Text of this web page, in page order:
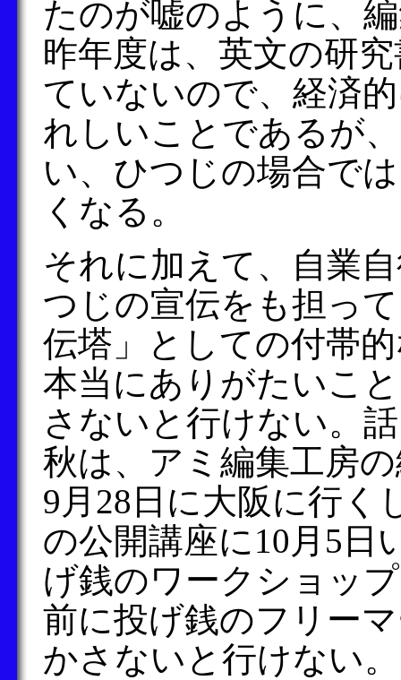
たのが嘘のように、
昨年度は、英文の研
ていないので、経済
れしいことであるが
い、ひつじの場合で
くなる。
それに加えて、自業
つじの宣伝をも担っ
伝塔」としての付帯
本当にありがたいこ
さないと行けない。
秋は、アミ編集工房
9月28日に大阪に行く
の公開講座に10月5日
げ銭のワークショッ
前に投げ銭のフリー
かさないと行けない。